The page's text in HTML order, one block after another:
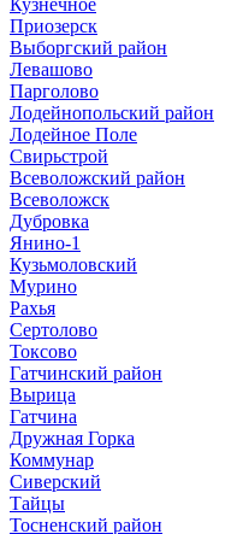
Кузнечное
Приозерск
Выборгский район
Левашово
Парголово
Лодейнопольский район
Лодейное Поле
Свирьстрой
Всеволожский район
Всеволожск
Дубровка
Янино-1
Кузьмоловский
Мурино
Рахья
Сертолово
Токсово
Гатчинский район
Вырица
Гатчина
Дружная Горка
Коммунар
Сиверский
Тайцы
Тосненский район